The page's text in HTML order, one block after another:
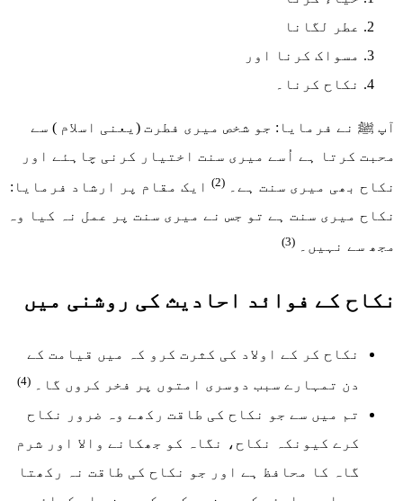
عطر لگانا
مسواک کرنا اور
نکاح کرنا۔
آپ ﷺ نے فرمایا: جو شخص میری فطرت (یعنی اسلام ) سے
محبت کرتا ہے اُسے میری سنت اختیار کرنی چاہئے اور
نکاح بھی میری سنت ہے۔ (2)
ایک مقام پر ارشاد فرمایا:
نکاح میری سنت ہے تو جس نے میری سنت پر عمل نہ کیا وہ
مجھ سے نہیں۔ (3)
نکاح کے فوائد احادیث کی روشنی میں
نکاح کر کے اولاد کی کثرت کرو کہ میں قیامت کے
دن تمہارے سبب دوسری امتوں پر فخر کروں گا۔ (4)
تم میں سے جو نکاح کی طاقت رکھے وہ ضرور نکاح
کرے کیونکہ نکاح، نگاہ کو جھکانے والا اور شرم
گاہ کا محافظ ہے اور جو نکاح کی طاقت نہ رکھتا